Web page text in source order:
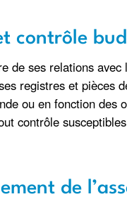
contrôle
de ses relations
registres et pièces
ou en fonction
contrôle
de